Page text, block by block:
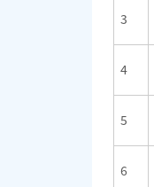
3
4
5
6